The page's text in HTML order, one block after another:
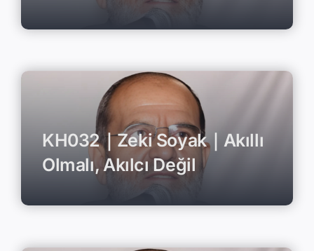
KH032｜Zeki Soyak｜Akıllı
Olmalı, Akılcı Değil